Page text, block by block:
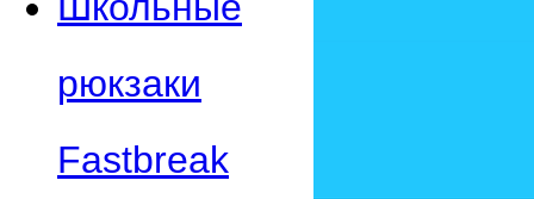
рюкзаки
Fastbreak